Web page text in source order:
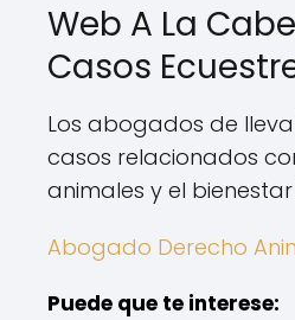
Web A La
Casos
Los abogados de
casos relacionados
animales y el
Abogado Derecho
Puede que te interese: